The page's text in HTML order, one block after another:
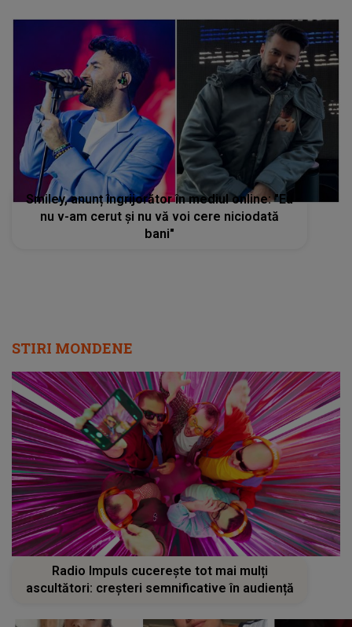
Smiley, anunț îngrijorător în mediul online: "Eu
nu v-am cerut și nu vă voi cere niciodată
bani"
STIRI MONDENE
Radio Impuls cucerește tot mai mulți
ascultători: creșteri semnificative în audiență